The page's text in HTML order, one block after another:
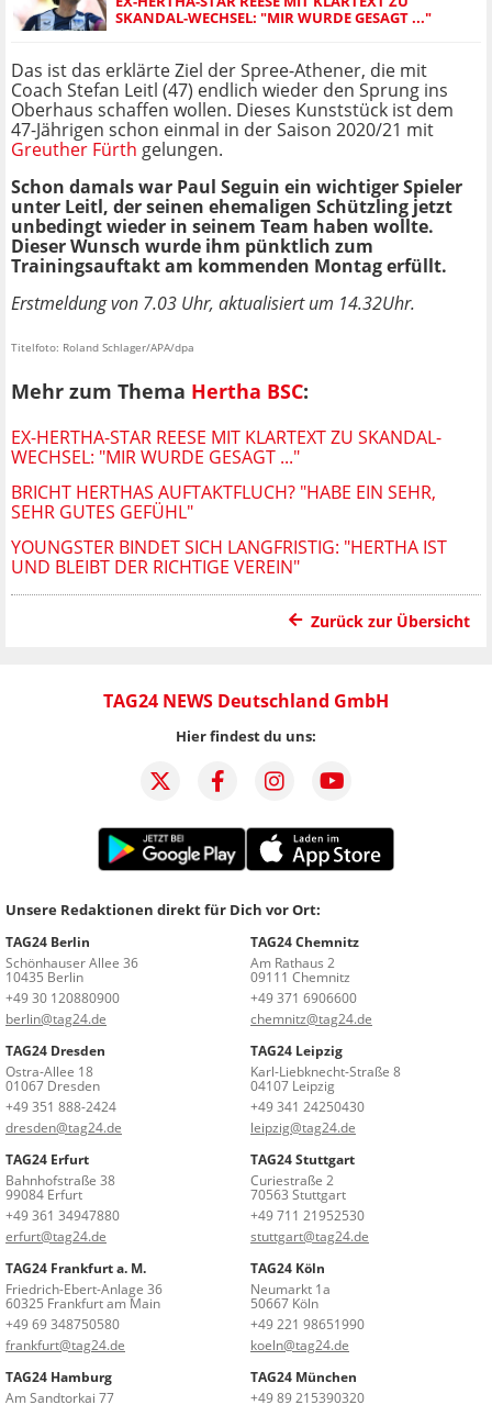
SKANDAL-WECHSEL: "MIR WURDE GESAGT ..."
Das ist das erklärte Ziel der Spree-Athener, die mit
Coach Stefan Leitl (47) endlich wieder den Sprung ins
Oberhaus schaffen wollen. Dieses Kunststück ist dem
47-Jährigen schon einmal in der Saison 2020/21 mit
Greuther Fürth gelungen.
Schon damals war Paul Seguin ein wichtiger Spieler
unter Leitl, der seinen ehemaligen Schützling jetzt
unbedingt wieder in seinem Team haben wollte.
Dieser Wunsch wurde ihm pünktlich zum
Trainingsauftakt am kommenden Montag erfüllt.
Erstmeldung von 7.03 Uhr, aktualisiert um 14.32Uhr.
Titelfoto: Roland Schlager/APA/dpa
Mehr zum Thema Hertha BSC:
EX-HERTHA-STAR REESE MIT KLARTEXT ZU SKANDAL-
WECHSEL: "MIR WURDE GESAGT ..."
BRICHT HERTHAS AUFTAKTFLUCH? "HABE EIN SEHR,
SEHR GUTES GEFÜHL"
YOUNGSTER BINDET SICH LANGFRISTIG: "HERTHA IST
UND BLEIBT DER RICHTIGE VEREIN"
Zurück zur Übersicht
TAG24 NEWS Deutschland GmbH
Hier findest du uns:
Unsere Redaktionen direkt für Dich vor Ort:
TAG24 Berlin
Schönhauser Allee 36
10435 Berlin
+49 30 120880900
berlin@tag24.de
TAG24 Chemnitz
Am Rathaus 2
09111 Chemnitz
+49 371 6906600
chemnitz@tag24.de
TAG24 Dresden
Ostra-Allee 18
01067 Dresden
+49 351 888-2424
dresden@tag24.de
TAG24 Leipzig
Karl-Liebknecht-Straße 8
04107 Leipzig
+49 341 24250430
leipzig@tag24.de
TAG24 Erfurt
Bahnhofstraße 38
99084 Erfurt
+49 361 34947880
erfurt@tag24.de
TAG24 Stuttgart
Curiestraße 2
70563 Stuttgart
+49 711 21952530
stuttgart@tag24.de
TAG24 Frankfurt a. M.
Friedrich-Ebert-Anlage 36
60325 Frankfurt am Main
+49 69 348750580
frankfurt@tag24.de
TAG24 Köln
Neumarkt 1a
50667 Köln
+49 221 98651990
koeln@tag24.de
TAG24 Hamburg
Am Sandtorkai 77
TAG24 München
+49 89 215390320